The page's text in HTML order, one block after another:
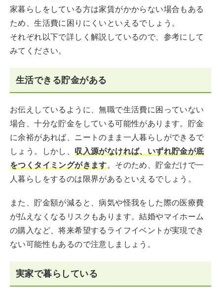
家暮らしをしている方は家賃がかからない場合もある
ため、生活費に困りにくいといえるでしょう。
それぞれ以下で詳しく解説しているので、参考にして
みてください。
生活できる貯金がある
お伝えしているように、無職で生活費に困っていない
場合、十分な貯金をしている可能性があります。貯金
に余裕があれば、ニートのまま一人暮らしができるで
しょう。しかし、収入源がなければ、いずれ貯金が底
をつくタイミングがきます。そのため、貯金だけで一
人暮らしをするのは限界があるといえるでしょう。
また、貯金額が減ると、病気や怪我をした際の医療費
が払えなくなるリスクもあります。結婚やマイホーム
の購入など、将来希望するライフイベントが実現でき
ない可能性もあるので注意しましょう。
実家で暮らしている